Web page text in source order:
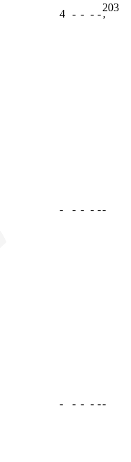
4 - - - -
203
ʼ
- - - - --
- - - - --